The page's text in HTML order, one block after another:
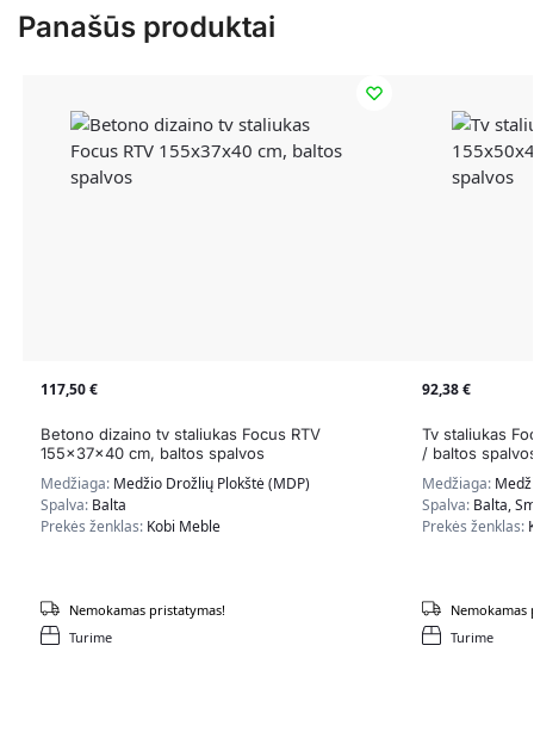
Panašūs produktai
117,50€
Betono dizaino tv staliukas Focus RTV
155x37x40 cm, baltos spalvos
Medžiaga: Medžio Drožlių Plokštė (MDP)
Spalva: Balta
Prekės ženklas: Kobi Meble
Turime
Nemokamas pristatymas!
92,38€
Tv staliukas
/ baltos
Medžiaga:
Spalva: Balta,
Prekės ženklas:
Turime
Nemokamas